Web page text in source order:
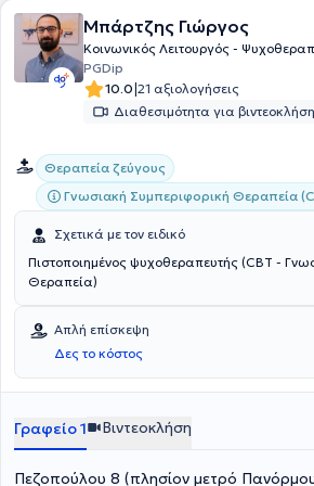
Μπάρτζης Γιώργος
Κοινωνικός Λειτουργός -
PGDip
10.0|21 αξιολογήσεις
Διαθεσιμότητα για βιντεοκλήση
Θεραπεία ζεύγους
Γνωσιακή Συμπεριφορική Θεραπεία
Σχετικά με τον ειδικό
Πιστοποιημένος ψυχοθεραπευτής (CBT -
Θεραπεία)
Απλή επίσκεψη
Δες το κόστος
Γραφείο 1 Βιντεοκλήση
Πεζοπούλου 8 (πλησίον μετρό